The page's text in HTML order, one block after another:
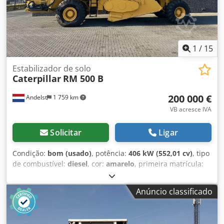
1 / 15
Andelst 1 759 km
Estabilizador de solo
Caterpillar RM 500 B
200 000 €
VB acresce IVA
Solicitar Ligar
Condição: bom (usado), potência: 406 kW (552,01 cv), tipo
de combustível: diesel, cor: amarelo, primeira matrícula:
2017, horas de funcionamento:
7 500 h, Propulsão: roda Número de cilindros: 6 Peso em
vazio: 29.500 kg Estado técnico: bom Estado visual: bom
Ano de primeira utilização: 2017 Fabricante: CATERPILLAR
Modelo: RM-500B Horas: 7.500 Número de série:
Anúncio classificado